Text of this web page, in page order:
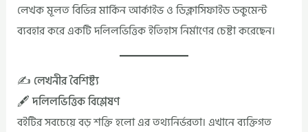
লেখক মূলত বিভিন্ন মার্কিন আর্কাইভ ও ডিক্লাসিফাইড ডকুমেন্ট
ব্যবহার করে একটি দলিলভিত্তিক ইতিহাস নির্মাণের চেষ্টা করেছেন।
✍️ লেখনীর বৈশিষ্ট্য
🖋️ দলিলভিত্তিক বিশ্লেষণ
বইটির সবচেয়ে বড় শক্তি হলো এর তথ্যনির্ভরতা। এখানে ব্যক্তিগত